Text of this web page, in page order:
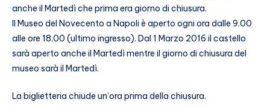
anche il Martedì che prima era giorno di chiusura.
Il Museo del Novecento a Napoli è aperto ogni ora dalle 9.00
alle ore 18.00 (ultimo ingresso). Dal 1 Marzo 2016 il castello
sarà aperto anche il Martedì mentre il giorno di chiusura del
museo sarà il Martedì.
La biglietteria chiude un’ora prima della chiusura.